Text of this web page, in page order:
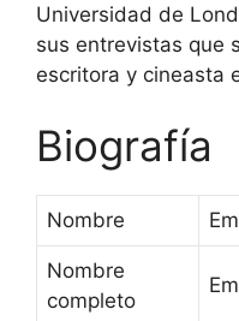
Universidad de
sus entrevistas que
escritora y cineasta
Biografía
Nombre
Nombre
completo